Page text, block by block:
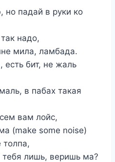
но падай в руки ко
надо,
мила, ламбада.
есть бит, не жаль
в пабах такая
вам лойс,
(make some noise)
толпа,
лишь, веришь ма?